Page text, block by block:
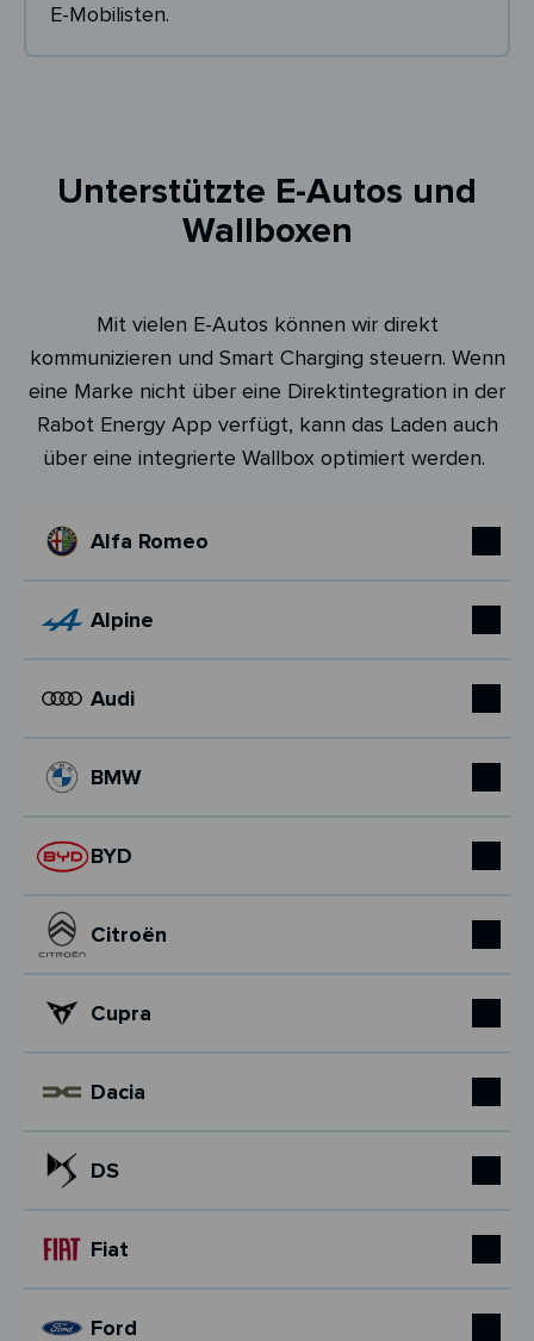
E-Mobilisten.
Unterstützte E-Autos und
Wallboxen
Mit vielen E-Autos können wir direkt
kommunizieren und Smart Charging steuern. Wenn
eine Marke nicht über eine Direktintegration in der
Rabot Energy App verfügt, kann das Laden auch
über eine integrierte Wallbox optimiert werden.
Alfa Romeo
Alpine
Audi
BMW
BYD
Citroën
Cupra
Dacia
DS
Fiat
Ford